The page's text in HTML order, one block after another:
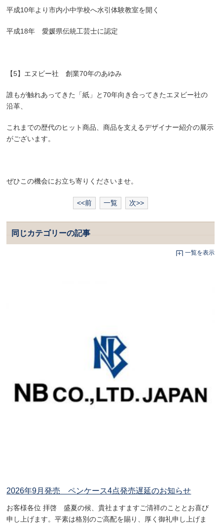
平成10年より市内小中学校へ水引体験教室を開く
平成18年 愛媛県伝統工芸士に認定
【5】エヌビー社 創業70年のあゆみ
誰もが触れあってきた「紙」と70年向き合ってきたエヌビー社の
沿革、
これまでの歴代のヒット商品、商品を支えるデザイナー紹介の展示
がございます。
ぜひこの機会にお立ち寄りくださいませ。
<<前 一覧 次>>
同じカテゴリーの記事
一覧を表示
2026年9月発売 ペンケース4点発売遅延のお知らせ
お客様各位 拝啓 盛夏の候、貴社ますますご清祥のこととお喜び
申し上げます。平素は格別のご高配を賜り、厚く御礼申し上げま